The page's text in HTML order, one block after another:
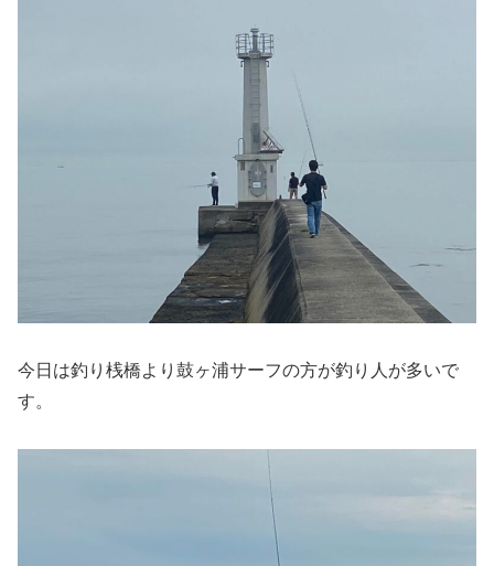
今日は釣り桟橋より鼓ヶ浦サーフの方が釣り人が多いで
す。